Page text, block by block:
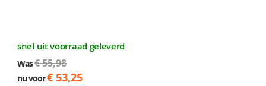
snel uit voorraad geleverd
Was€ 55,98
nu voor€ 53,25